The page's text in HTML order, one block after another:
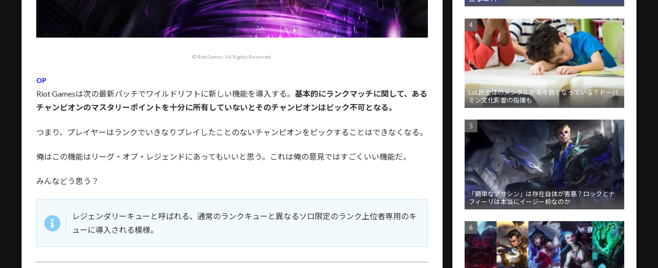
© Riot Games. All Rights Reserved.
OP
Riot Gamesは次の最新パッチでワイルドリフトに新しい機能を導入する。 基本的にランクマッチに関して、ある
チャンピオンのマスタリーポイントを十分に所有していないとそのチャンピオンはピック不可となる。
つまり、プレイヤーはランクでいきなりプレイしたことのないチャンピオンをピックすることはできなくなる。
俺はこの機能はリーグ・オブ・レジェンドにあってもいいと思う。これは俺の意見ではすごくいい機能だ。
みんなどう思う？
レジェンダリーキューと呼ばれる、通常のランクキューと異なるソロ限定のランク上位者専用のキ
ューに導入される模様。
LoL民全体のメンタルが年々弱くなっている？ドーパ
ミン文化影響の指摘も
「簡単なアサシン」は存在自体が害悪？ロックとナ
フィーリは本当にイージー枠なのか